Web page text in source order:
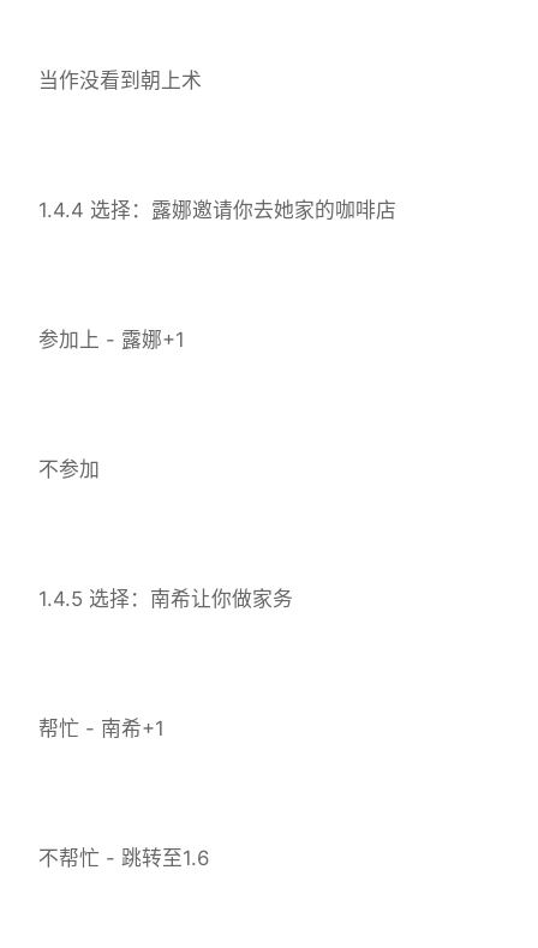
当作没看到朝上术
1.4.4 选择：露娜邀请你去她家的咖啡店
参加上 - 露娜+1
不参加
1.4.5 选择：南希让你做家务
帮忙 - 南希+1
不帮忙 - 跳转至1.6